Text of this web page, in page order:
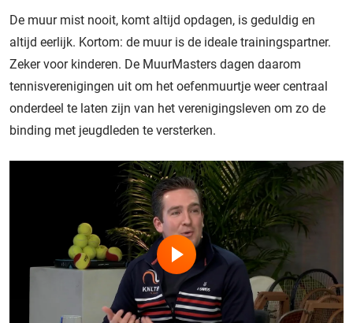
De muur mist nooit, komt altijd opdagen, is geduldig en
altijd eerlijk. Kortom: de muur is de ideale trainingspartner.
Zeker voor kinderen. De MuurMasters dagen daarom
tennisverenigingen uit om het oefenmuurtje weer centraal
onderdeel te laten zijn van het verenigingsleven om zo de
binding met jeugdleden te versterken.